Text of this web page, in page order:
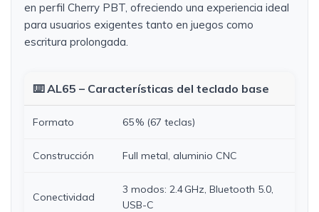
en perfil Cherry PBT, ofreciendo una experiencia ideal
para usuarios exigentes tanto en juegos como
escritura prolongada.
⌨️ AL65 – Características del teclado base
Formato 65 % (67 teclas)
Construcción Full metal, aluminio CNC
Conectividad
3 modos: 2.4 GHz, Bluetooth 5.0,
USB-C